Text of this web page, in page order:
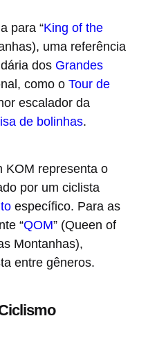
para “King of the
uma referência
dos Grandes
como o Tour de
escalador da
de bolinhas.
KOM representa o
por um ciclista
específico. Para as
“QOM” (Queen of
Montanhas),
entre gêneros.